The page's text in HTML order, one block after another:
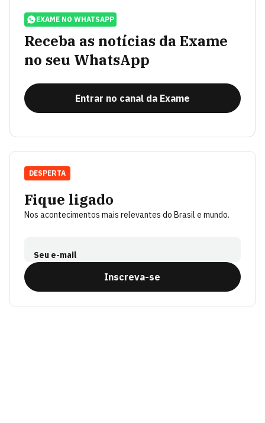
EXAME NO WHATSAPP
Receba as notícias da Exame
no seu WhatsApp
Entrar no canal da Exame
Fique ligado
Nos acontecimentos mais relevantes do Brasil e mundo.
Seu e-mail
Inscreva-se
DESPERTA